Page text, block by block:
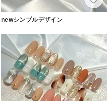
newシンプルデザイン